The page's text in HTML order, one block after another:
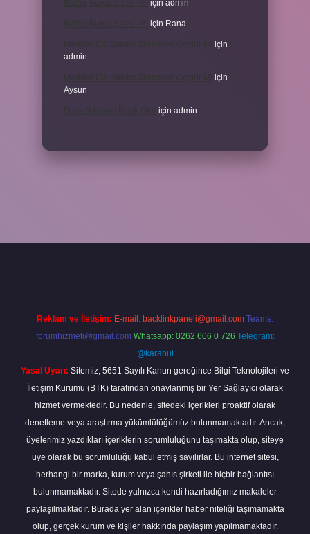
için admin
için Rana
için
admin
için
Aysun
için admin
Reklam ve İletişim: E-mail: backlinkpaneli@gmail.com Teams:
forumhizmeti@gmail.com Whatsapp: 0262 606 0 726 Telegram:
@karabul
Yasal Uyarı: Sitemiz, 5651 Sayılı Kanun gereğince Bilgi Teknolojileri ve
İletişim Kurumu (BTK) tarafından onaylanmış bir Yer Sağlayıcı olarak
hizmet vermektedir. Bu nedenle, sitedeki içerikleri proaktif olarak
denetleme veya araştırma yükümlülüğümüz bulunmamaktadır. Ancak,
üyelerimiz yazdıkları içeriklerin sorumluluğunu taşımakta olup, siteye
üye olarak bu sorumluluğu kabul etmiş sayılırlar. Bu internet sitesi,
herhangi bir marka, kurum veya şahıs şirketi ile hiçbir bağlantısı
bulunmamaktadır. Sitede yalnızca kendi hazırladığımız makaleler
paylaşılmaktadır. Burada yer alan içerikler haber niteliği taşımamakta
olup, gerçek kurum ve kişiler hakkında paylaşım yapılmamaktadır.